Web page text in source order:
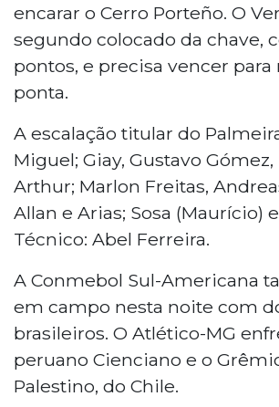
encarar o Cerro Porteño. O
segundo colocado da chave,
pontos, e precisa vencer para
ponta.
A escalação titular do
Miguel; Giay, Gustavo
Arthur; Marlon Freitas,
Allan e Arias; Sosa (Maurício)
Técnico: Abel Ferreira.
A Conmebol Sul-Americana
em campo nesta noite com
brasileiros. O Atlético-MG
peruano Cienciano e o
Palestino, do Chile.